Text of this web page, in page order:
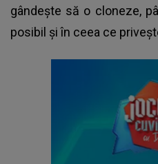
gândește să o cloneze,
posibil și în ceea ce